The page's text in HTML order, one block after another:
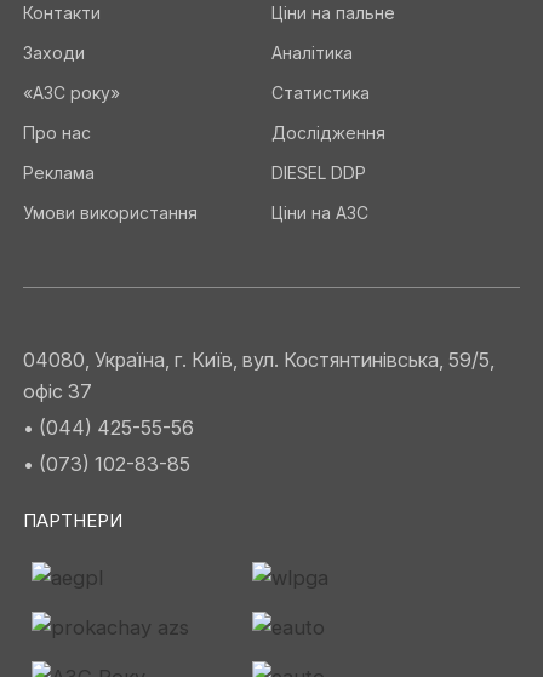
Контакти
Заходи
«АЗС року»
Про нас
Реклама
Умови використання
Ціни на пальне
Аналітика
Статистика
Дослідження
DIESEL DDP
Ціни на АЗС
04080, Україна, г. Київ, вул. Костянтинівська, 59/5,
офіс 37
• (044) 425-55-56
• (073) 102-83-85
ПАРТНЕРИ